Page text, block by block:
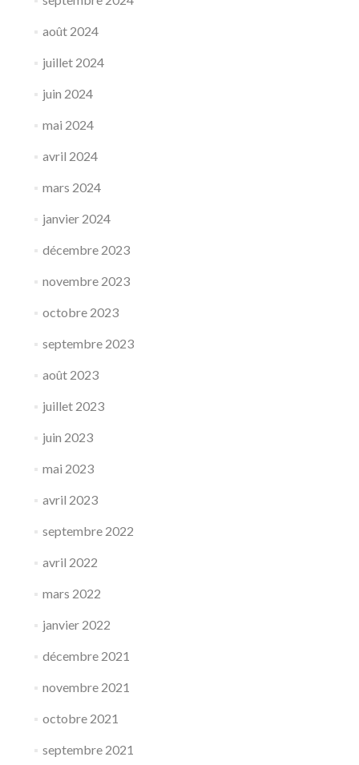
août 2024
juillet 2024
juin 2024
mai 2024
avril 2024
mars 2024
janvier 2024
décembre 2023
novembre 2023
octobre 2023
septembre 2023
août 2023
juillet 2023
juin 2023
mai 2023
avril 2023
septembre 2022
avril 2022
mars 2022
janvier 2022
décembre 2021
novembre 2021
octobre 2021
septembre 2021